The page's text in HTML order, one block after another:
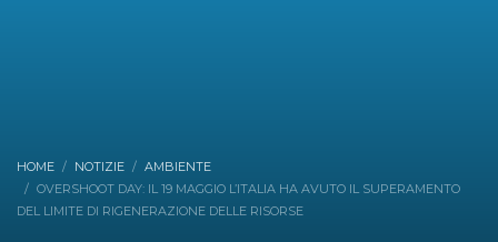
HOME NOTIZIE
AMBIENTE
OVERSHOOT DAY: IL 19 MAGGIO L’ITALIA HA AVUTO IL SUPERAMENTO
DEL LIMITE DI RIGENERAZIONE DELLE RISORSE